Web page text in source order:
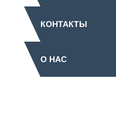
КОНТАКТЫ
О НАС